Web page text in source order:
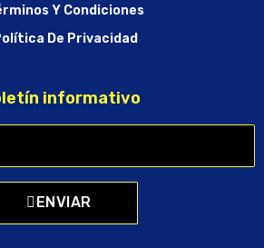
Y Condiciones
De Privacidad
informativo
ENVIAR